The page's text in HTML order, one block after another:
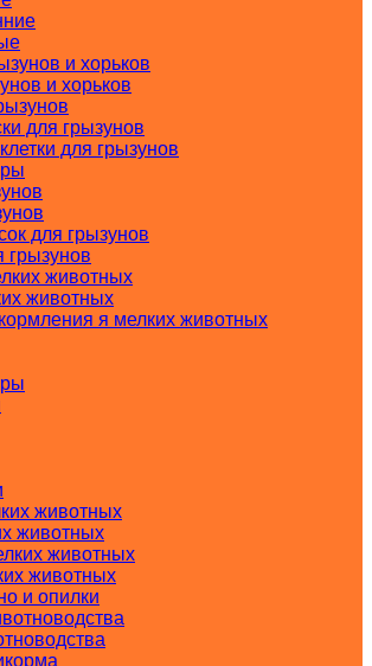
и хорьков
для грызунов
для грызунов
для грызунов
грызунов
животных
я мелких животных
животных
животных
животных
животных
и опилки